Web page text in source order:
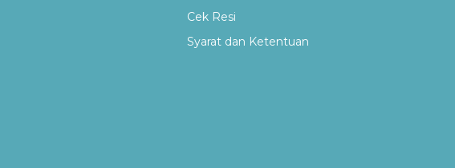
Cek Resi
Syarat dan Ketentuan